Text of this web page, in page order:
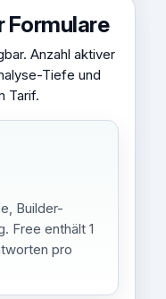
Formulare
Anzahl aktiver
Tiefe und
Tarif.
Builder-
Free enthält 1
pro